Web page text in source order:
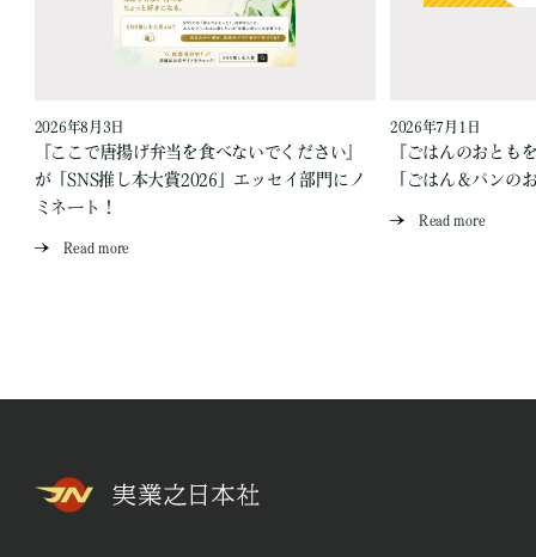
2026年8月3日
『ここで唐揚げ弁当を食べないでください』
が「SNS推し本大賞2026」エッセイ部門にノ
ミネート！
Read more
2026年7月1日
『ごはんのおとも
「ごはん＆パンの
Read more